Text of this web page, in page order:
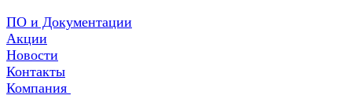
ПО и Документации
Акции
Новости
Контакты
Компания